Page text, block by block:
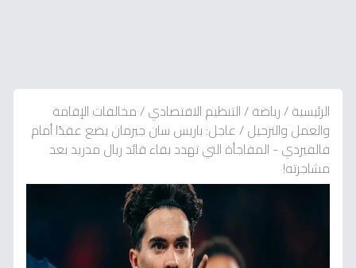
الرئيسية/رياضة/التنظيم الاقتصادي/مخالفات الإقامة
والعمل والترحيل/عاجل: باريس سان جيرمان يضع عقدًا أمام
فالفيردي - المفاجأة التي تهدد بقاء قائد ريال مدريد بعد
مشاجرته!